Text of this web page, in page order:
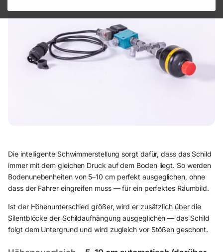
Die intelligente Schwimmerstellung sorgt dafür, dass das Schild
immer mit dem gleichen Druck auf dem Boden liegt. So werden
Bodenunebenheiten von 5–10 cm perfekt ausgeglichen, ohne
dass der Fahrer eingreifen muss — für ein perfektes Räumbild.
Ist der Höhenunterschied größer, wird er zusätzlich über die
Silentblöcke der Schildaufhängung ausgeglichen — das Schild
folgt dem Untergrund und wird zugleich vor Stößen geschont.